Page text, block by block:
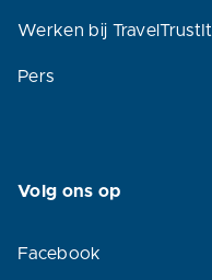
Werken bij TravelTrustIt
Pers
Volg ons op
Facebook